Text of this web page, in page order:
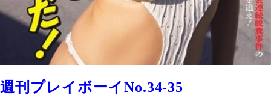
週刊プレイボーイNo.34-35